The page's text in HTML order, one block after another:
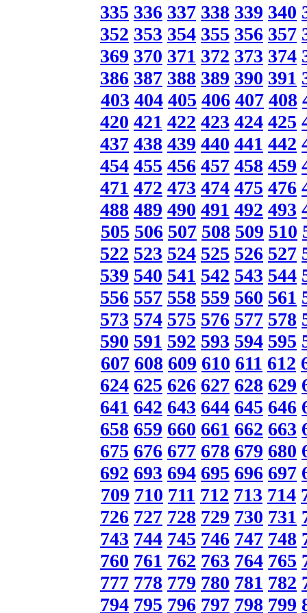
335 336 337 338 339 340
352 353 354 355 356 357
369 370 371 372 373 374
386 387 388 389 390 391
403 404 405 406 407 408
420 421 422 423 424 425
437 438 439 440 441 442
454 455 456 457 458 459
471 472 473 474 475 476
488 489 490 491 492 493
505 506 507 508 509 510
522 523 524 525 526 527
539 540 541 542 543 544
556 557 558 559 560 561
573 574 575 576 577 578
590 591 592 593 594 595
607 608 609 610 611 612
624 625 626 627 628 629
641 642 643 644 645 646
658 659 660 661 662 663
675 676 677 678 679 680
692 693 694 695 696 697
709 710 711 712 713 714
726 727 728 729 730 731
743 744 745 746 747 748
760 761 762 763 764 765
777 778 779 780 781 782
794 795 796 797 798 799